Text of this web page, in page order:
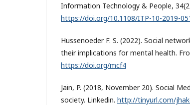
Information Technology & People,
https://doi.org/10.1108/ITP-10-2019-
Hussenoeder F. S. (2022). Social
their implications for mental health.
https://doi.org/mcf4
Jain, P. (2018, November 20). Social
society. Linkedin. http://tinyurl.com/